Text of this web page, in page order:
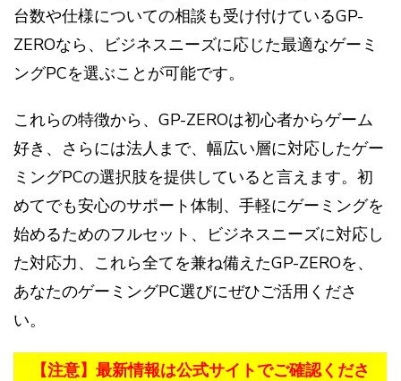
台数や仕様についての相談も受け付けているGP-
ZEROなら、ビジネスニーズに応じた最適なゲーミ
ングPCを選ぶことが可能です。
これらの特徴から、GP-ZEROは初心者からゲーム
好き、さらには法人まで、幅広い層に対応したゲー
ミングPCの選択肢を提供していると言えます。初
めてでも安心のサポート体制、手軽にゲーミングを
始めるためのフルセット、ビジネスニーズに対応し
た対応力、これら全てを兼ね備えたGP-ZEROを、
あなたのゲーミングPC選びにぜひご活用くださ
い。
【注意】最新情報は公式サイトでご確認くださ